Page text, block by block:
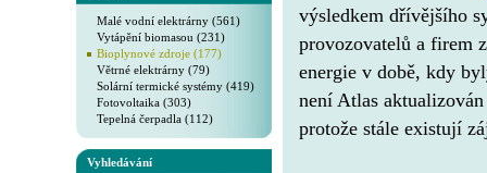
Malé vodní elektrárny (561)
Vytápění biomasou (231)
Bioplynové zdroje (177)
Větrné elektrárny (79)
Solární termické systémy (419)
Fotovoltaika (303)
Tepelná čerpadla (112)
Vyhledávání
výsledkem dřívějšího
provozovatelů a firem
energie v době, kdy
není Atlas
protože stále existují